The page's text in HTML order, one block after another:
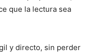
que la lectura sea
y directo, sin perder